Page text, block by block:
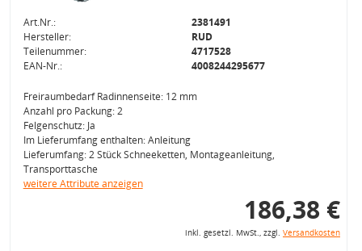
Art.Nr.:
2381491
Hersteller:
RUD
Teilenummer:
4717528
EAN-Nr.:
4008244295677
Freiraumbedarf Radinnenseite: 12 mm
Anzahl pro Packung: 2
Felgenschutz: Ja
Im Lieferumfang enthalten: Anleitung
Lieferumfang: 2 Stück Schneeketten, Montageanleitung,
Transporttasche
weitere Attribute anzeigen
186,38 €
inkl. gesetzl. MwSt., zzgl. Versandkosten